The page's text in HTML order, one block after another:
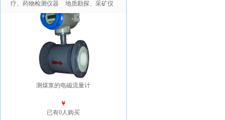
疗、药物检测仪器
地质勘探、采矿仪
测煤浆的电磁流量计
￥
已有0人购买